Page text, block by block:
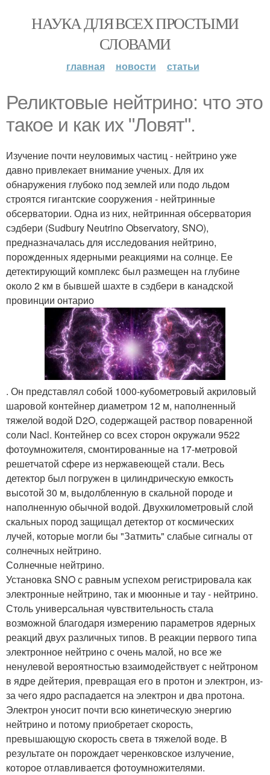
НАУКА ДЛЯ ВСЕХ ПРОСТЫМИ
СЛОВАМИ
главная новости статьи
Реликтовые нейтрино: что это
такое и как их "Ловят".
Изучение почти неуловимых частиц - нейтрино уже
давно привлекает внимание ученых. Для их
обнаружения глубоко под землей или подо льдом
строятся гигантские сооружения - нейтринные
обсерватории. Одна из них, нейтринная обсерватория
сэдбери (Sudbury Neutrino Observatory, SNO),
предназначалась для исследования нейтрино,
порожденных ядерными реакциями на солнце. Ее
детектирующий комплекс был размещен на глубине
около 2 км в бывшей шахте в сэдбери в канадской
провинции онтарио
. Он представлял собой 1000-кубометровый акриловый
шаровой контейнер диаметром 12 м, наполненный
тяжелой водой D2O, содержащей раствор поваренной
соли Nacl. Контейнер со всех сторон окружали 9522
фотоумножителя, смонтированные на 17-метровой
решетчатой сфере из нержавеющей стали. Весь
детектор был погружен в цилиндрическую емкость
высотой 30 м, выдолбленную в скальной породе и
наполненную обычной водой. Двухкилометровый слой
скальных пород защищал детектор от космических
лучей, которые могли бы "Затмить" слабые сигналы от
солнечных нейтрино.
Солнечные нейтрино.
Установка SNO с равным успехом регистрировала как
электронные нейтрино, так и мюонные и тау - нейтрино.
Столь универсальная чувствительность стала
возможной благодаря измерению параметров ядерных
реакций двух различных типов. В реакции первого типа
электронное нейтрино с очень малой, но все же
ненулевой вероятностью взаимодействует с нейтроном
в ядре дейтерия, превращая его в протон и электрон, из-
за чего ядро распадается на электрон и два протона.
Электрон уносит почти всю кинетическую энергию
нейтрино и потому приобретает скорость,
превышающую скорость света в тяжелой воде. В
результате он порождает черенковское излучение,
которое отлавливается фотоумножителями.